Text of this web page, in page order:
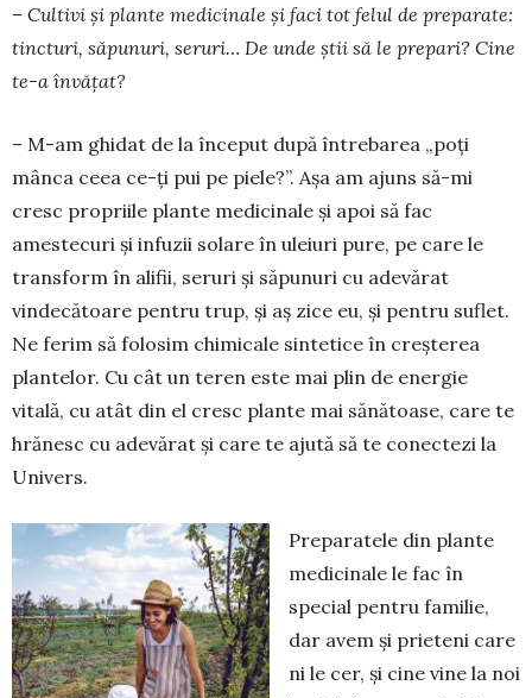
– Cultivi și plante medicinale și faci tot felul de preparate:
tincturi, săpunuri, seruri… De unde știi să le prepari? Cine
te-a învățat?
– M-am ghidat de la început după întrebarea „poți
mânca ceea ce-ți pui pe piele?”. Așa am ajuns să-mi
cresc propriile plante medicinale și apoi să fac
amestecuri și infuzii solare în uleiuri pure, pe care le
transform în alifii, seruri și săpunuri cu adevărat
vindecătoare pentru trup, și aș zice eu, și pentru suflet.
Ne ferim să folosim chimicale sintetice în creșterea
plantelor. Cu cât un teren este mai plin de energie
vitală, cu atât din el cresc plante mai sănătoase, care te
hrănesc cu adevărat și care te ajută să te conectezi la
Univers.
Preparatele din plante
medicinale le fac în
special pentru familie,
dar avem și prieteni care
ni le cer, și cine vine la noi